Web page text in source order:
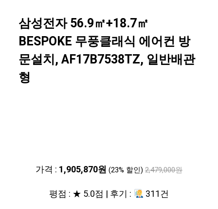
삼성전자 56.9㎡+18.7㎡
BESPOKE 무풍클래식 에어컨 방
문설치, AF17B7538TZ, 일반배관
형
가격 : 1,905,870원 (23% 할인) 2,479,000원
평점 : ★ 5.0점 | 후기 : 311건